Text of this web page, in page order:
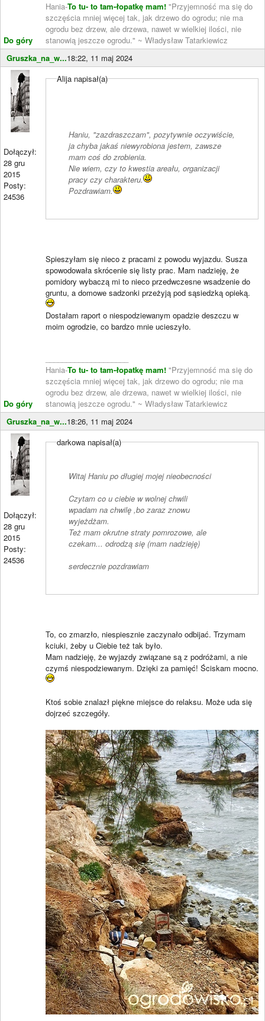
Do góry
Hania-To tu- to tam-łopatkę mam! "Przyjemność ma się do
szczęścia mniej więcej tak, jak drzewo do ogrodu; nie ma
ogrodu bez drzew, ale drzewa, nawet w wielkiej ilości, nie
stanowią jeszcze ogrodu." ~ Władysław Tatarkiewicz
Gruszka_na_w...18:22, 11 maj 2024
Dołączył:
28 gru
2015
Posty:
24536
Do góry
Alija napisał(a)
Haniu, "zazdraszczam", pozytywnie oczywiście,
ja chyba jakaś niewyrobiona jestem, zawsze
mam coś do zrobienia.
Nie wiem, czy to kwestia areału, organizacji
pracy czy charakteru.
Pozdrawiam.
Spieszyłam się nieco z pracami z powodu wyjazdu. Susza
spowodowała skrócenie się listy prac. Mam nadzieję, że
pomidory wybaczą mi to nieco przedwczesne wsadzenie do
gruntu, a domowe sadzonki przeżyją pod sąsiedzką opieką.
Dostałam raport o niespodziewanym opadzie deszczu w
moim ogrodzie, co bardzo mnie ucieszyło.
Hania-To tu- to tam-łopatkę mam! "Przyjemność ma się do
szczęścia mniej więcej tak, jak drzewo do ogrodu; nie ma
ogrodu bez drzew, ale drzewa, nawet w wielkiej ilości, nie
stanowią jeszcze ogrodu." ~ Władysław Tatarkiewicz
Gruszka_na_w...18:26, 11 maj 2024
Dołączył:
28 gru
2015
Posty:
24536
darkowa napisał(a)
Witaj Haniu po długiej mojej nieobecności
Czytam co u ciebie w wolnej chwili
wpadam na chwilę ,bo zaraz znowu
wyjeżdżam.
Też mam okrutne straty pomrozowe, ale
czekam... odrodzą się (mam nadzieję)
serdecznie pozdrawiam
To, co zmarzło, niespiesznie zaczynało odbijać. Trzymam
kciuki, żeby u Ciebie też tak było.
Mam nadzieję, że wyjazdy związane są z podróżami, a nie
czymś niespodziewanym. Dzięki za pamięć! Ściskam mocno.
Ktoś sobie znalazł piękne miejsce do relaksu. Może uda się
dojrzeć szczegóły.